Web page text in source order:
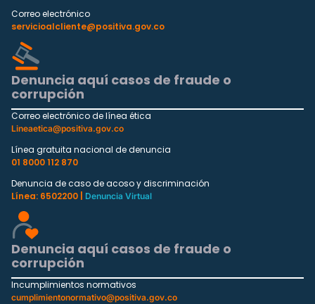
Correo electrónico
servicioalcliente@positiva.gov.co
Denuncia aquí casos de fraude o
corrupción
Correo electrónico de línea ética
Lineaetica@positiva.gov.co
Línea gratuita nacional de denuncia
01 8000 112 870
Denuncia de caso de acoso y discriminación
Línea: 6502200 |
Denuncia Virtual
Denuncia aquí casos de fraude o
corrupción
Incumplimientos normativos
cumplimientonormativo@positiva.gov.co